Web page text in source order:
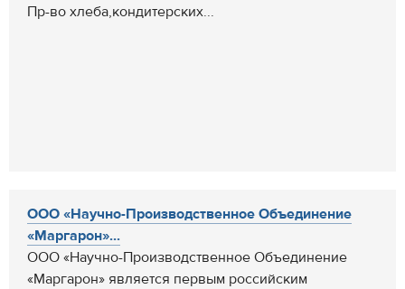
Пр-во хлеба,кондитерских...
ООО «Научно-Производственное Объединение
«Маргарон»...
ООО «Научно-Производственное Объединение
«Маргарон» является первым российским